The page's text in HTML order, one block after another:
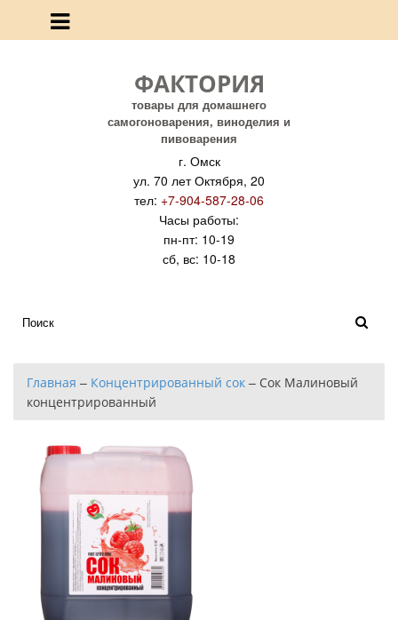
ФАКТОРИЯ
товары для домашнего
самогоноварения, виноделия и
пивоварения
г. Омск
ул. 70 лет Октября, 20
тел: +7-904-587-28-06
Часы работы:
пн-пт: 10-19
сб, вс: 10-18
Главная – Концентрированный сок – Сок Малиновый
концентрированный